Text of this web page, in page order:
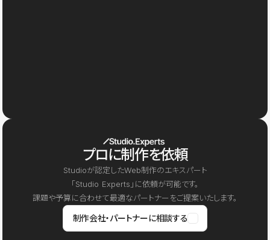
プロに制作を依頼
Studioが認定したWeb制作のエキスパート
「Studio Experts」に依頼が可能です。
課題や予算に合わせて最適なパートナーをご提案いたします。
制作会社・パートナーに相談する